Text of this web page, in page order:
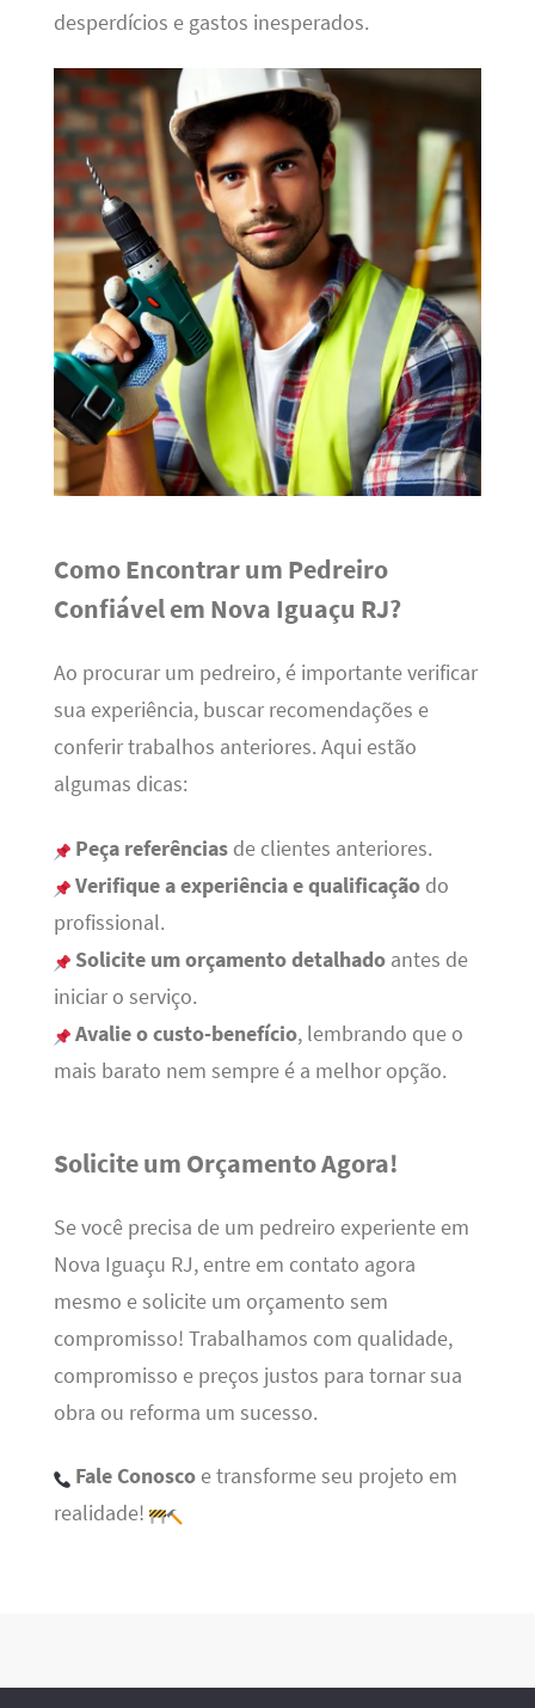
desperdícios e gastos inesperados.
Como Encontrar um Pedreiro
Confiável em Nova Iguaçu RJ?
Ao procurar um pedreiro, é importante verificar
sua experiência, buscar recomendações e
conferir trabalhos anteriores. Aqui estão
algumas dicas:
Peça referênciasde clientes anteriores.
Verifique a experiência e qualificaçãodo
profissional.
Solicite um orçamento detalhadoantes de
iniciar o serviço.
Avalie o custo-benefício, lembrando que o
mais barato nem sempre é a melhor opção.
Solicite um Orçamento Agora!
Se você precisa de um pedreiro experiente em
Nova Iguaçu RJ, entre em contato agora
mesmo e solicite um orçamento sem
compromisso! Trabalhamos com qualidade,
compromisso e preços justos para tornar sua
obra ou reforma um sucesso.
Fale Conoscoe transforme seu projeto em
realidade!